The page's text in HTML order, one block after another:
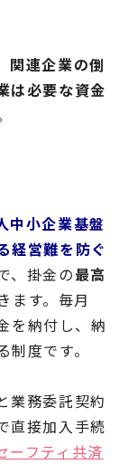
関連企業の倒
は必要な資金
中小企業基盤
経営難を防ぐ
、掛金の最高
ます。毎月
を納付し、納
度です。
業務委託契約
直接加入手続
ーフティ共済